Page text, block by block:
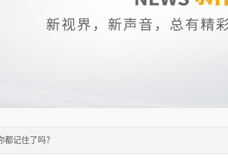
记住了吗？